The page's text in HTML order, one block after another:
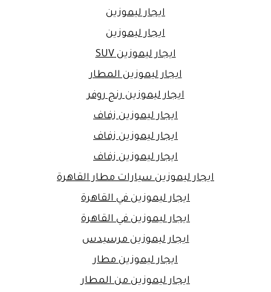
ايجار ليموزين
ايجار ليموزين
ايجار ليموزين SUV
ايجار ليموزين المطار
ايجار ليموزين رنج روفر
ايجار ليموزين زفاف
ايجار ليموزين زفاف
ايجار ليموزين زفاف
ايجار ليموزين سيارات مطار القاهرة
ايجار ليموزين في القاهرة
ايجار ليموزين في القاهرة
ايجار ليموزين مرسيدس
ايجار ليموزين مطار
ايجار ليموزين من المطار